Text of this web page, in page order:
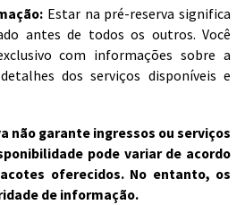
Estar na pré-reserva significa
antes de todos os outros. Você
com informações sobre a
dos serviços disponíveis e
não garante ingressos ou serviços
pode variar de acordo
oferecidos. No entanto, os
de informação.